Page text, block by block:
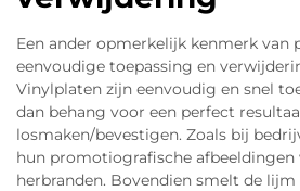
Een ander opmerkelijk kenmerk van
eenvoudige toepassing en
Vinylplaten zijn eenvoudig en snel
dan behang voor een perfect
losmaken/bevestigen. Zoals bij
hun promotiografische
herbranden. Bovendien smelt de